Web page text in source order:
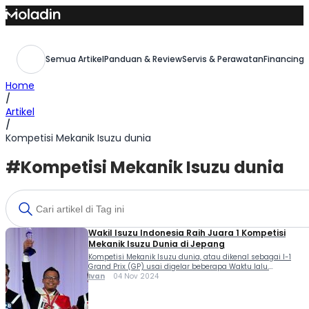
Skip
to
Semua ArtikelPanduan & ReviewServis & Perawatan
Home
/
Artikel
/
Kompetisi Mekanik Isuzu dunia
#Kompetisi Mekanik Isuzu dunia
Wakil Isuzu Indonesia Raih Juara 1 Kompetisi
Mekanik Isuzu Dunia di Jepang
Kompetisi Mekanik Isuzu dunia, atau dikenal sebagai I-1
Grand Prix (GP) usai digelar beberapa Waktu lalu.
Menariknya perwakilan Isuzu Indonesia raih juara 1 pada
Ivan 04 Nov 2024